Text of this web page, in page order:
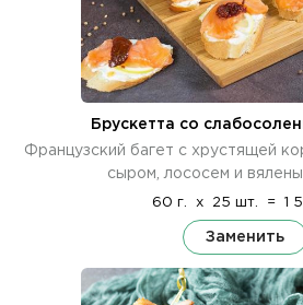
Брускетта со
Французский багет с хрустящей
сыром, лососем и
60 г. x 25 шт. = 1
Заменить